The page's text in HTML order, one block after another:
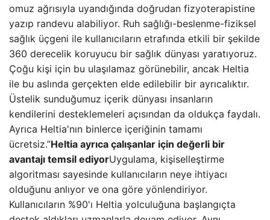
omuz ağrısıyla uyandığında doğrudan fizyoterapistine
yazıp randevu alabiliyor. Ruh sağlığı-beslenme-fiziksel
sağlık üçgeni ile kullanıcıların etrafında etkili bir şekilde
360 ​​derecelik koruyucu bir sağlık dünyası yaratıyoruz.
Çoğu kişi için bu ulaşılamaz görünebilir, ancak Heltia
ile bu aslında gerçekten elde edilebilir bir ayrıcalıktır.
Üstelik sunduğumuz içerik dünyası insanların
kendilerini desteklemeleri açısından da oldukça faydalı.
Ayrıca Heltia'nın binlerce içeriğinin tamamı
ücretsiz.”Heltia ayrıca çalışanlar için değerli bir
avantajı temsil ediyorUygulama, kişiselleştirme
algoritması sayesinde kullanıcıların neye ihtiyacı
olduğunu anlıyor ve ona göre yönlendiriyor.
Kullanıcıların %90'ı Heltia yolculuğuna başlangıçta